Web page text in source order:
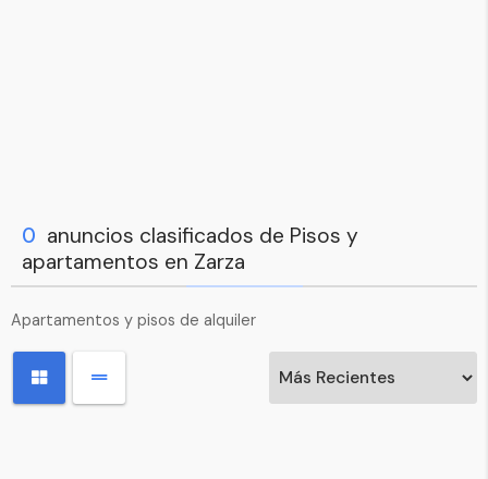
0 anuncios clasificados de Pisos y
apartamentos en Zarza
Apartamentos y pisos de alquiler